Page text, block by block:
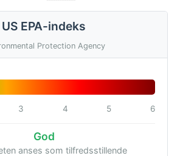
US EPA-indeks
Protection Agency
3 4 5 6
God
anses som tilfredsstillende